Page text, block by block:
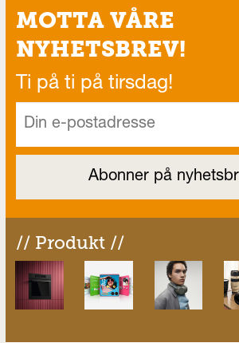
MOTTA VÅRE
NYHETSBREV!
Ti på ti på tirsdag!
// Produkt //